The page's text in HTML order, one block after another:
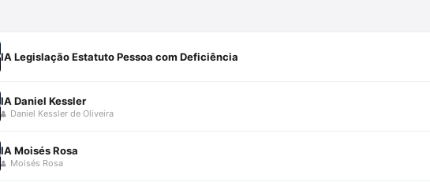
IA Legislação Estatuto Pessoa com Deficiência
IA Daniel Kessler
Daniel Kessler de Oliveira
IA Moisés Rosa
Moisés Rosa